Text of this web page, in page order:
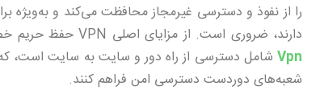
را از نفوذ و دسترسی غیرمجاز محافظت می‌کند و به‌ویژه
دارند، ضروری است. از مزایای اصلی VPN حفظ حریم خصوصی آنلاین و دسترسی به محتوای مسدودشده در برخی مناطق است.
Vpn شامل دسترسی از راه دور و سایت به سایت است،
شعبه‌های دوردست دسترسی امن فراهم کنند.